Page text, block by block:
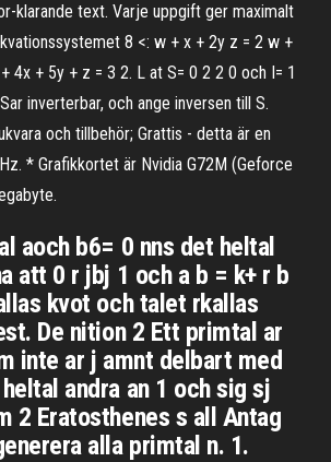
klarande text. Varje uppgift ger maximalt
8 <: w + x + 2y z = 2 w +
4x + 5y + z = 3 2. L at S= 0 2 2 0 och I= 1
inverterbar, och ange inversen till S.
och tillbehör; Grattis - detta är en
* Grafikkortet är Nvidia G72M (Geforce
aoch b6= 0 nns det heltal
att 0 r jbj 1 och a b = k+ r b
kvot och talet rkallas
De nition 2 Ett primtal ar
inte ar j amnt delbart med
andra an 1 och sig sj
2 Eratosthenes s all Antag
alla primtal n. 1.